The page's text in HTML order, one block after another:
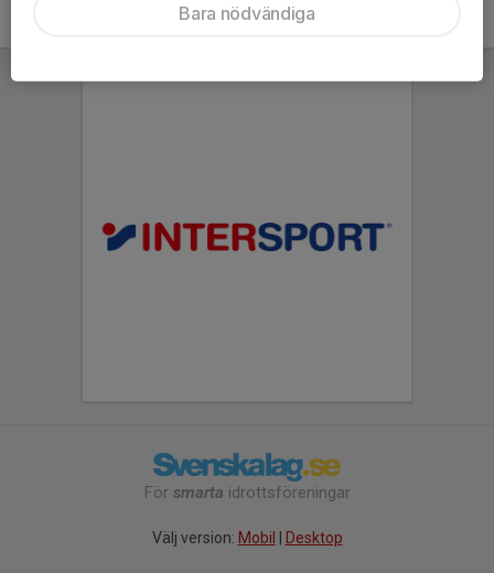
För smarta idrottsföreningar
Välj version: Mobil Desktop
Bara nödvändiga